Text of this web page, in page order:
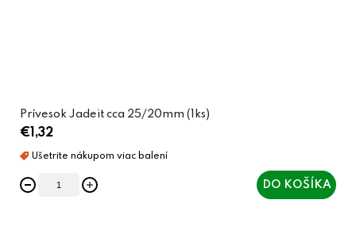
Prívesok Jadeit cca 25/20mm (1ks)
€1,32
DO KOŠÍKA